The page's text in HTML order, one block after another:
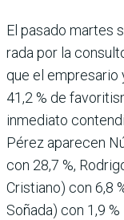
El pasado martes
rada por la
que el
41,2 % de
inmediato
Pérez apare­cen
con 28,7 %,
Cristiano) con 6,8
Soñada) con 1,9 %